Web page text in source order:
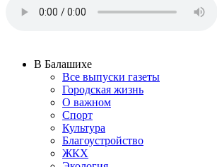
В Балашихе
Все выпуски газеты
Городская жизнь
О важном
Спорт
Культура
Благоустройство
ЖКХ